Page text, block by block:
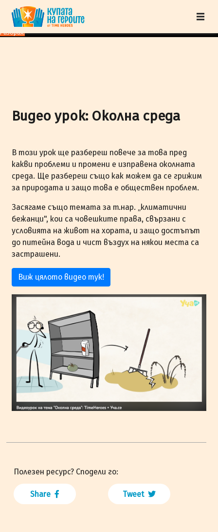
"Купата на героите" от TimeHeroes ползва cookies, за да осигурим по-
добро представяне на сайта и да подобрим Вашето преживяване.Научи
повече
Разбрах!
Видео урок: Околна среда
В този урок ще разбереш повече за това пред
какви проблеми и промени е изправена околната
среда. Ще разбереш също как можем да се грижим
за природата и защо това е обществен проблем.
Засягаме също темата за т.нар. „климатични
бежанци", кои са човешките права, свързани с
условията на живот на хората, и защо достъпът
до питейна вода и чист въздух на някои места са
застрашени.
Виж цялото видео тук!
Полезен ресурс? Сподели го:
Share Tweet